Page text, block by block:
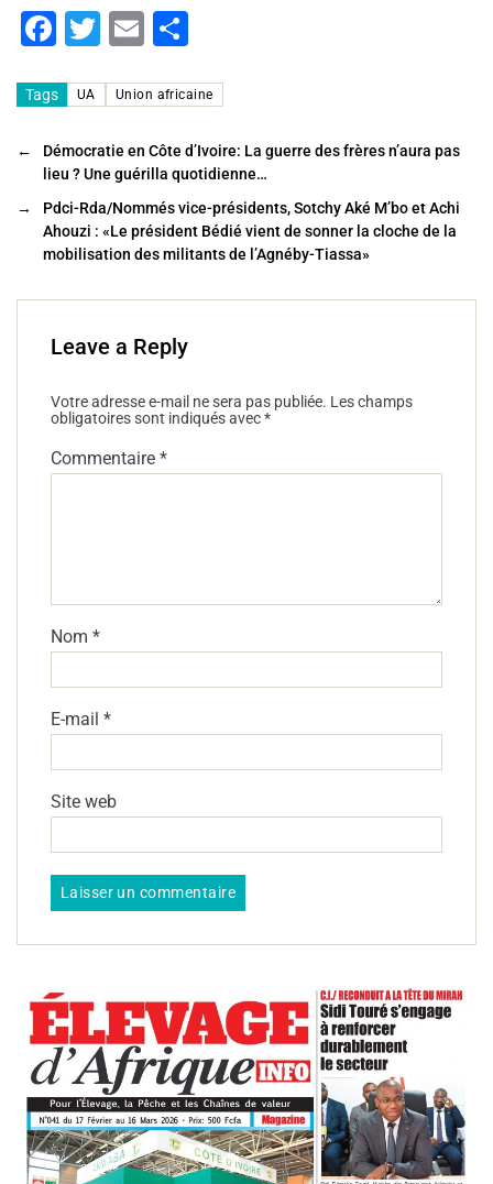
F
c
e
b
o
o
T
tt
er
E
ai
l
ta
g
er
Tags UA Union africaine
←
Démocratie en Côte d’Ivoire: La guerre des frères n’aura pas
lieu ? Une guérilla quotidienne…
→
Pdci-Rda/Nommés vice-présidents, Sotchy Aké M’bo et Achi
Ahouzi : «Le président Bédié vient de sonner la cloche de la
mobilisation des militants de l’Agnéby-Tiassa»
Leave a Reply
Votre adresse e-mail ne sera pas publiée. Les champs
obligatoires sont indiqués avec*
Commentaire *
Nom *
E-mail *
Site web